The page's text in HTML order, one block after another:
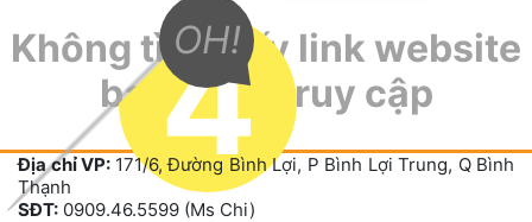
4
OH!
Không tìm thấy link website
bạn đang truy cập
Địa chỉ VP: 171/6, Đường Bình Lợi, P Bình Lợi Trung, Q Bình
Thạnh
SĐT: 0909.46.5599 (Ms Chi)